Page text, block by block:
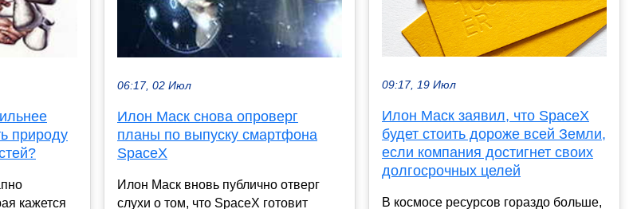
природу
кажется
06:17, 02 Июл
Илон Маск снова опроверг
планы по выпуску смартфона
SpaceX
Илон Маск вновь публично отверг
слухи о том, что SpaceX готовит
09:17, 19 Июл
Илон Маск заявил, что SpaceX
будет стоить дороже всей Земли,
если компания достигнет своих
долгосрочных целей
В космосе ресурсов гораздо больше,